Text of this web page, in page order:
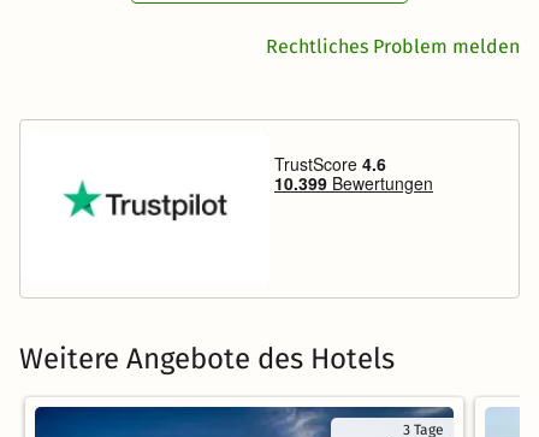
Rechtliches Problem melden
Weitere Angebote des Hotels
3 Tage